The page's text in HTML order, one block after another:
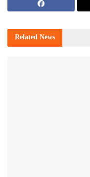
Related News